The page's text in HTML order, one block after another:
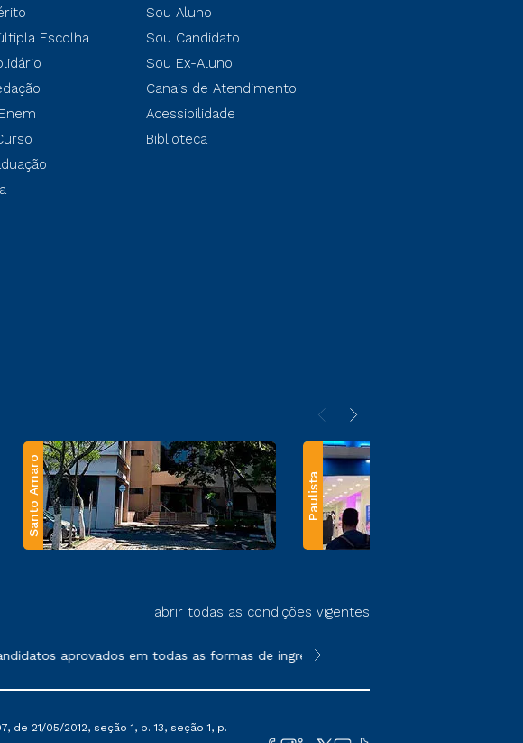
Escolha
Sou Aluno
Sou Candidato
Sou Ex-Aluno
Canais de Atendimento
Acessibilidade
Biblioteca
Santo Amaro Paulista
abrir todas as condições vigentes
aprovados em todas as formas de ingresso, exceto na prova on-line ou
**Semipresencial e EAD são
de 21/05/2012, seção 1, p. 13, seção 1, p.